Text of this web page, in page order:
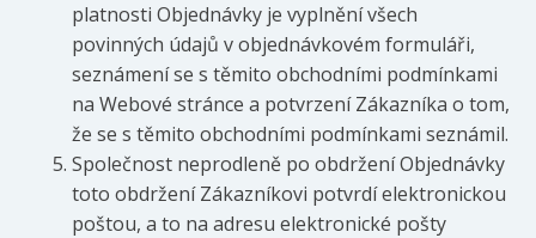
platnosti Objednávky je vyplnění všech
povinných údajů v objednávkovém formuláři,
seznámení se s těmito obchodními podmínkami
na Webové stránce a potvrzení Zákazníka o tom,
že se s těmito obchodními podmínkami seznámil.
Společnost neprodleně po obdržení Objednávky
toto obdržení Zákazníkovi potvrdí elektronickou
poštou, a to na adresu elektronické pošty